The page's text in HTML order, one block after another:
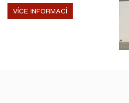
VÍCE INFORMACÍ